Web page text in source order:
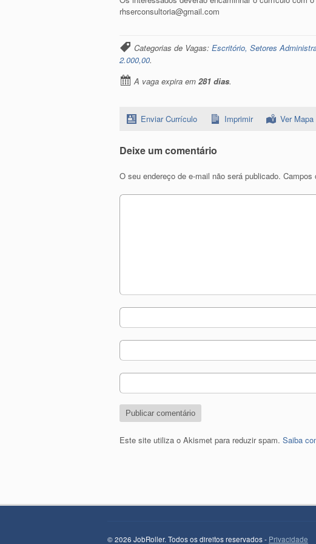
rhserconsultoria@gmail.com
Categorias de Vagas: Escritório, Setores
2.000,00.
A vaga expira em 281 dias.
Enviar Currículo Imprimir Ver Mapa
Deixe um comentário
O seu endereço de e-mail não será publicado. Campos
Este site utiliza o Akismet para reduzir spam. Saiba
© 2026 JobRoller. Todos os direitos reservados - Privacidade